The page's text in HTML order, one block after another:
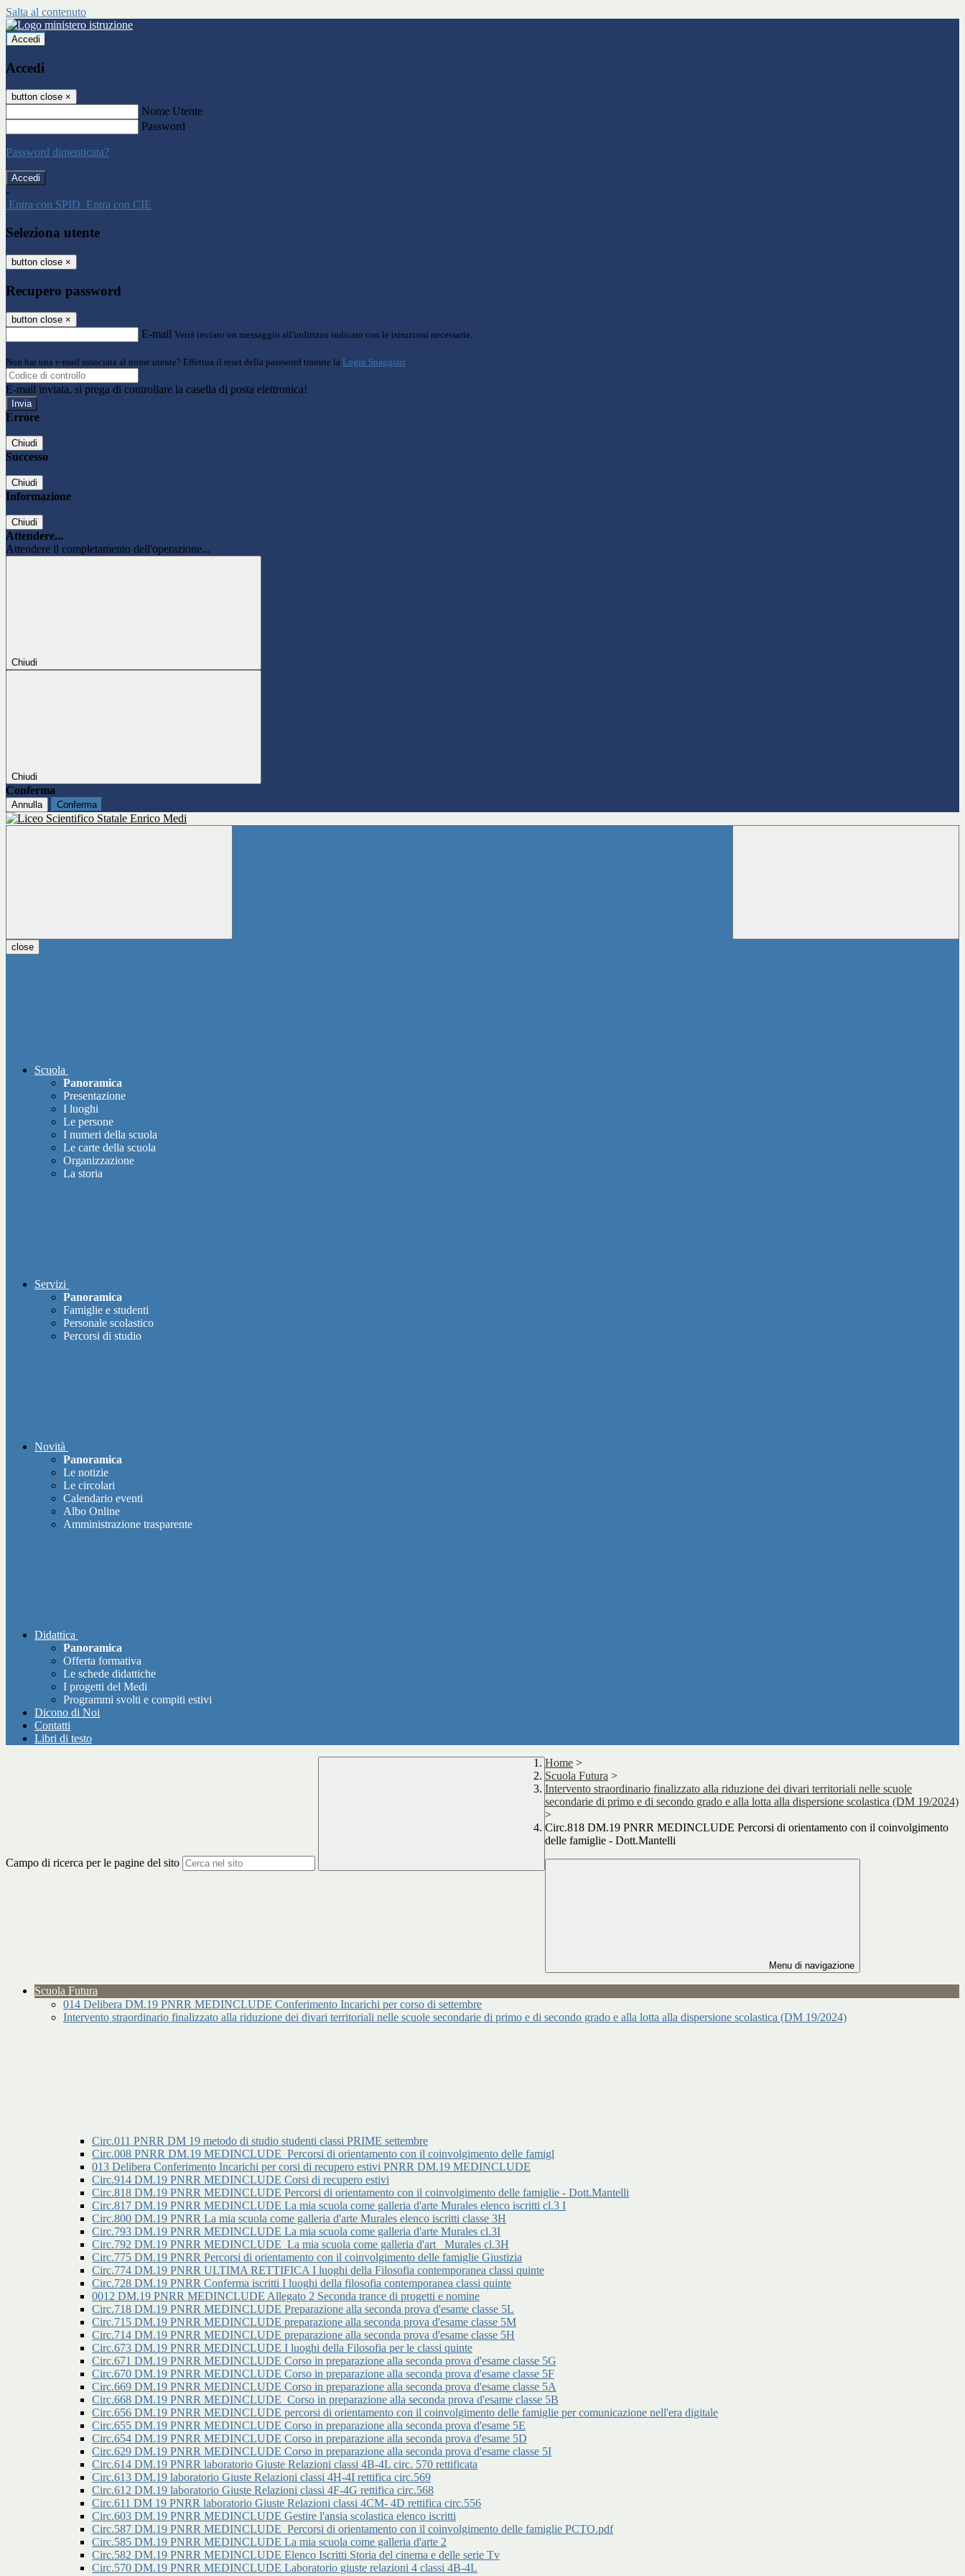
Salta al contenuto
Accedi
Accedi
button close ×
Nome Utente
Password
Password dimenticata?
-
Entra con SPID Entra con CIE
Seleziona utente
button close ×
Recupero password
button close ×
E-mail Verrà inviato un messaggio all'indirizzo indicato con le istruzioni necessarie.
Non hai una e-mail associata al nome utente? Effettua il reset della password tramite la Login Spaggiari
E-mail inviata, si prega di controllare la casella di posta elettronica!
Errore
Chiudi
Successo
Chiudi
Informazione
Chiudi
Attendere...
Attendere il completamento dell'operazione...
Chiudi
Chiudi
Conferma
Annulla Conferma
close
Scuola
Panoramica
Presentazione
I luoghi
Le persone
I numeri della scuola
Le carte della scuola
Organizzazione
La storia
Servizi
Panoramica
Famiglie e studenti
Personale scolastico
Percorsi di studio
Novità
Panoramica
Le notizie
Le circolari
Calendario eventi
Albo Online
Amministrazione trasparente
Didattica
Panoramica
Offerta formativa
Le schede didattiche
I progetti del Medi
Programmi svolti e compiti estivi
Dicono di Noi
Contatti
Libri di testo
Campo di ricerca per le pagine del sito
Home >
Scuola Futura >
Intervento straordinario finalizzato alla riduzione dei divari territoriali nelle scuole
secondarie di primo e di secondo grado e alla lotta alla dispersione scolastica (DM 19/2024)
>
Circ.818 DM.19 PNRR MEDINCLUDE Percorsi di orientamento con il coinvolgimento
delle famiglie - Dott.Mantelli
Menu di navigazione
Scuola Futura
014 Delibera DM.19 PNRR MEDINCLUDE Conferimento Incarichi per corso di settembre
Intervento straordinario finalizzato alla riduzione dei divari territoriali nelle scuole secondarie di primo e di secondo grado e alla lotta alla dispersione scolastica (DM 19/2024)
Circ.011 PNRR DM 19 metodo di studio studenti classi PRIME settembre
Circ.008 PNRR DM.19 MEDINCLUDE_Percorsi di orientamento con il coinvolgimento delle famigl
013 Delibera Conferimento Incarichi per corsi di recupero estivi PNRR DM.19 MEDINCLUDE
Circ.914 DM.19 PNRR MEDINCLUDE Corsi di recupero estivi
Circ.818 DM.19 PNRR MEDINCLUDE Percorsi di orientamento con il coinvolgimento delle famiglie - Dott.Mantelli
Circ.817 DM.19 PNRR MEDINCLUDE La mia scuola come galleria d'arte Murales elenco iscritti cl.3 I
Circ.800 DM.19 PNRR La mia scuola come galleria d'arte Murales elenco iscritti classe 3H
Circ.793 DM.19 PNRR MEDINCLUDE La mia scuola come galleria d'arte Murales cl.3I
Circ.792 DM.19 PNRR MEDINCLUDE_La mia scuola come galleria d'art _Murales cl.3H
Circ.775 DM.19 PNRR Percorsi di orientamento con il coinvolgimento delle famiglie Giustizia
Circ.774 DM.19 PNRR ULTIMA RETTIFICA I luoghi della Filosofia contemporanea classi quinte
Circ.728 DM.19 PNRR Conferma iscritti I luoghi della filosofia contemporanea classi quinte
0012 DM.19 PNRR MEDINCLUDE Allegato 2 Seconda trance di progetti e nomine
Circ.718 DM.19 PNRR MEDINCLUDE Preparazione alla seconda prova d'esame classe 5L
Circ.715 DM.19 PNRR MEDINCLUDE preparazione alla seconda prova d'esame classe 5M
Circ.714 DM.19 PNRR MEDINCLUDE preparazione alla seconda prova d'esame classe 5H
Circ.673 DM.19 PNRR MEDINCLUDE I luoghi della Filosofia per le classi quinte
Circ.671 DM.19 PNRR MEDINCLUDE Corso in preparazione alla seconda prova d'esame classe 5G
Circ.670 DM.19 PNRR MEDINCLUDE Corso in preparazione alla seconda prova d'esame classe 5F
Circ.669 DM.19 PNRR MEDINCLUDE Corso in preparazione alla seconda prova d'esame classe 5A
Circ.668 DM.19 PNRR MEDINCLUDE_Corso in preparazione alla seconda prova d'esame classe 5B
Circ.656 DM.19 PNRR MEDINCLUDE percorsi di orientamento con il coinvolgimento delle famiglie per comunicazione nell'era digitale
Circ.655 DM.19 PNRR MEDINCLUDE Corso in preparazione alla seconda prova d'esame 5E
Circ.654 DM.19 PNRR MEDINCLUDE Corso in preparazione alla seconda prova d'esame 5D
Circ.629 DM.19 PNRR MEDINCLUDE Corso in preparazione alla seconda prova d'esame classe 5I
Circ.614 DM.19 PNRR laboratorio Giuste Relazioni classi 4B-4L circ. 570 rettificata
Circ.613 DM.19 laboratorio Giuste Relazioni classi 4H-4I rettifica circ.569
Circ.612 DM.19 laboratorio Giuste Relazioni classi 4F-4G rettifica circ.568
Circ.611 DM 19 PNRR laboratorio Giuste Relazioni classi 4CM- 4D rettifica circ.556
Circ.603 DM.19 PNRR MEDINCLUDE Gestire l'ansia scolastica elenco iscritti
Circ.587 DM.19 PNRR MEDINCLUDE_Percorsi di orientamento con il coinvolgimento delle famiglie PCTO.pdf
Circ.585 DM.19 PNRR MEDINCLUDE La mia scuola come galleria d'arte 2
Circ.582 DM.19 PNRR MEDINCLUDE Elenco Iscritti Storia del cinema e delle serie Tv
Circ.570 DM.19 PNRR MEDINCLUDE Laboratorio giuste relazioni 4 classi 4B-4L